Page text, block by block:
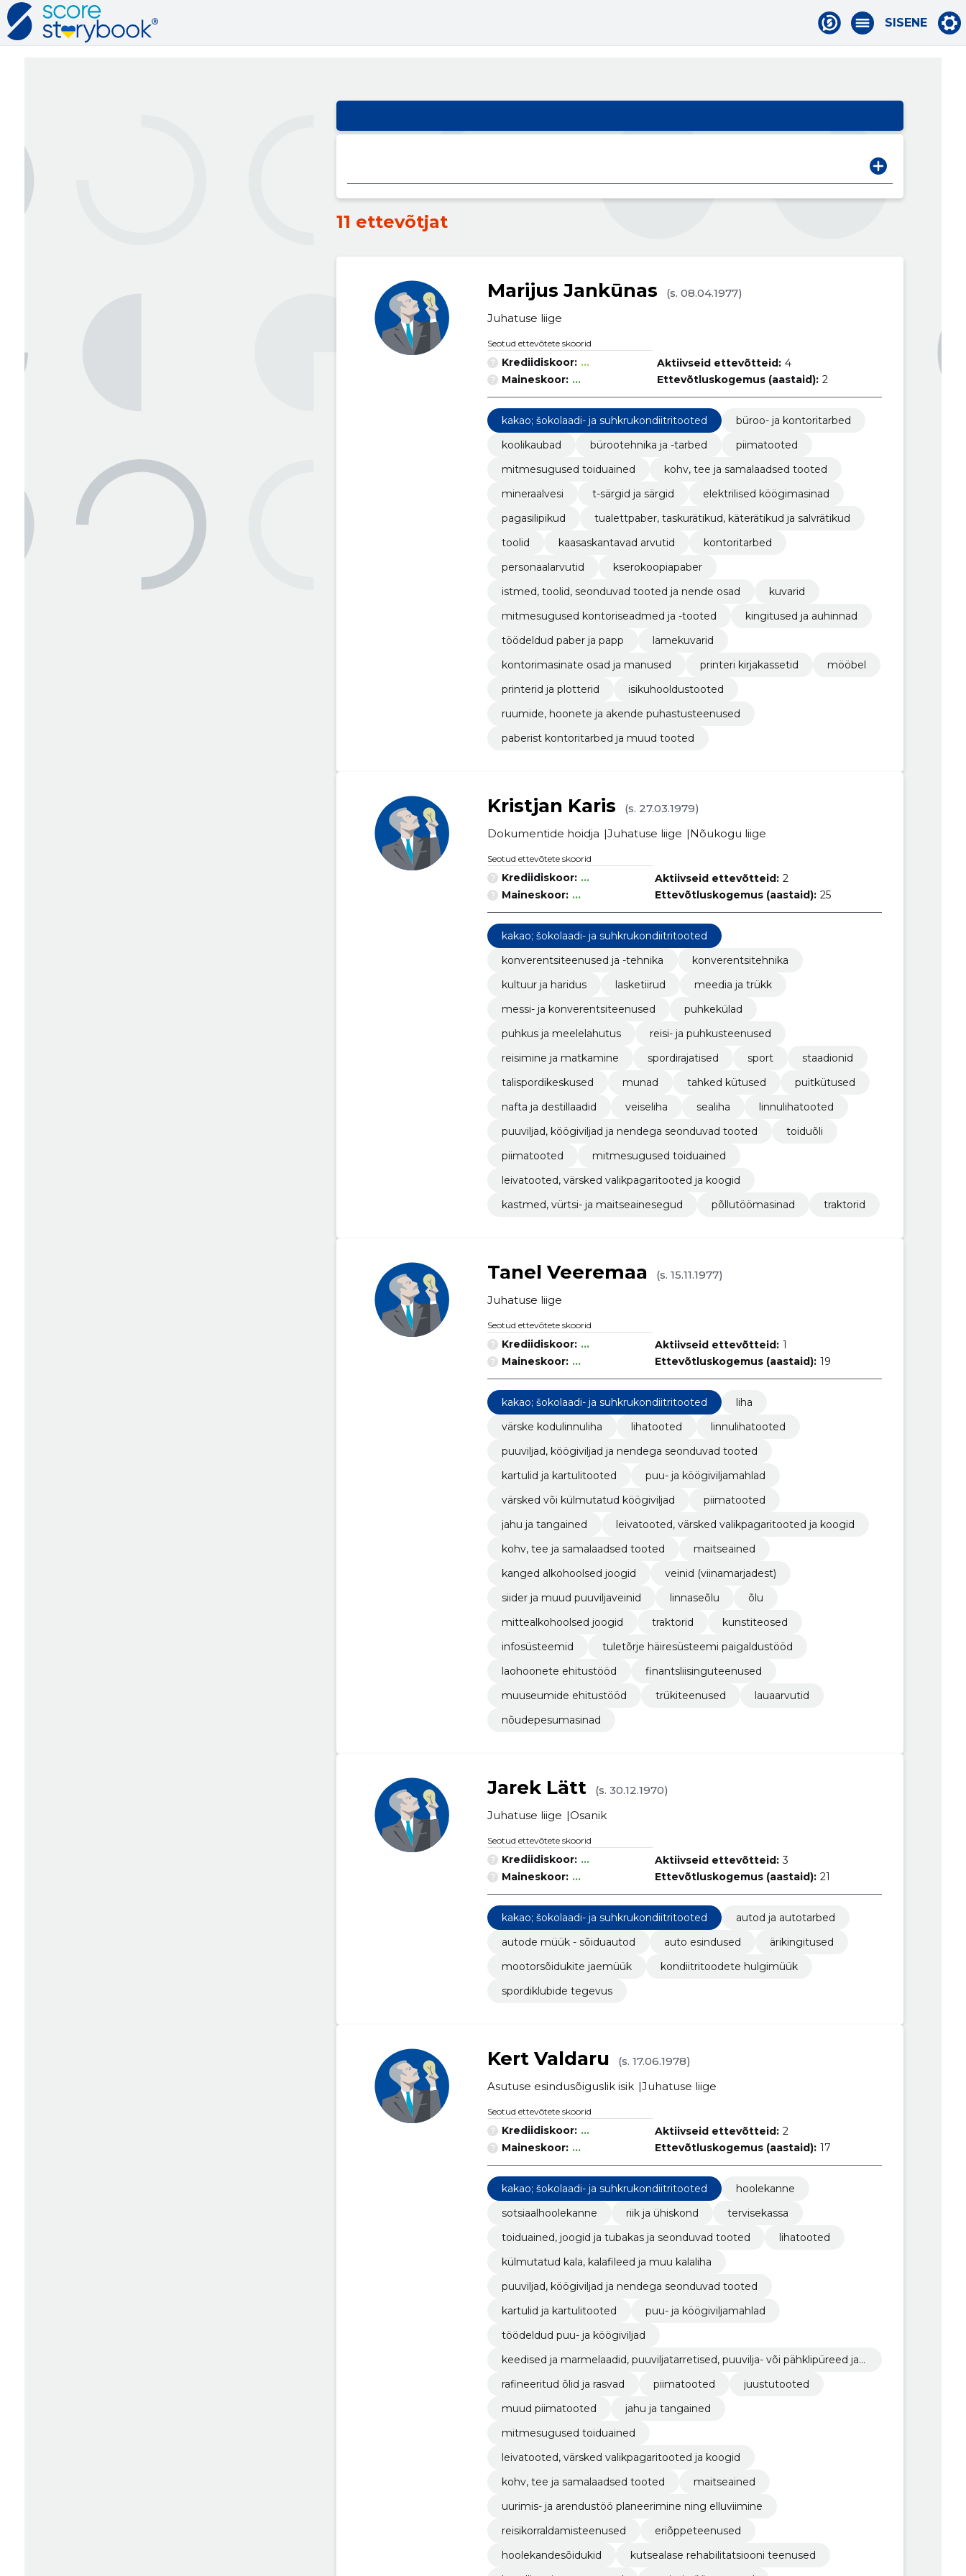
SISENE
11 ettevõtjat
Marijus Jankūnas
(s. 08.04.1977)
Juhatuse liige
Seotud ettevõtete skoorid
Krediidiskoor: ...
Maineskoor: ...
Aktiivseid ettevõtteid: 4
Ettevõtluskogemus (aastaid): 2
kakao; šokolaadi- ja suhkrukondiitritooted
büroo- ja kontoritarbed
koolikaubad
bürootehnika ja -tarbed
piimatooted
mitmesugused toiduained
kohv, tee ja samalaadsed tooted
mineraalvesi
t-särgid ja särgid
elektrilised köögimasinad
pagasilipikud
tualettpaber, taskurätikud, käterätikud ja salvrätikud
toolid
kaasaskantavad arvutid
kontoritarbed
personaalarvutid
kserokoopiapaber
istmed, toolid, seonduvad tooted ja nende osad
kuvarid
mitmesugused kontoriseadmed ja -tooted
kingitused ja auhinnad
töödeldud paber ja papp
lamekuvarid
kontorimasinate osad ja manused
printeri kirjakassetid
mööbel
printerid ja plotterid
isikuhooldustooted
ruumide, hoonete ja akende puhastusteenused
paberist kontoritarbed ja muud tooted
Kristjan Karis
(s. 27.03.1979)
Dokumentide hoidja
Juhatuse liige Nõukogu liige
Seotud ettevõtete skoorid
Krediidiskoor: ...
Maineskoor: ...
Aktiivseid ettevõtteid: 2
Ettevõtluskogemus (aastaid): 25
kakao; šokolaadi- ja suhkrukondiitritooted
konverentsiteenused ja -tehnika
konverentsitehnika
kultuur ja haridus
lasketiirud
meedia ja trükk
messi- ja konverentsiteenused
puhkekülad
puhkus ja meelelahutus
reisi- ja puhkusteenused
reisimine ja matkamine
spordirajatised sport
staadionid
talispordikeskused
munad tahked kütused
puitkütused
nafta ja destillaadid
veiseliha sealiha
linnulihatooted
puuviljad, köögiviljad ja nendega seonduvad tooted
toiduõli
piimatooted
mitmesugused toiduained
leivatooted, värsked valikpagaritooted ja koogid
kastmed, vürtsi- ja maitseainesegud
põllutöömasinad traktorid
Tanel Veeremaa
(s. 15.11.1977)
Juhatuse liige
Seotud ettevõtete skoorid
Krediidiskoor: ...
Maineskoor: ...
Aktiivseid ettevõtteid: 1
Ettevõtluskogemus (aastaid): 19
kakao; šokolaadi- ja suhkrukondiitritooted
liha
värske kodulinnuliha
lihatooted
linnulihatooted
puuviljad, köögiviljad ja nendega seonduvad tooted
kartulid ja kartulitooted
puu- ja köögiviljamahlad
värsked või külmutatud köögiviljad
piimatooted
jahu ja tangained
leivatooted, värsked valikpagaritooted ja koogid
kohv, tee ja samalaadsed tooted
maitseained
kanged alkohoolsed joogid
veinid (viinamarjadest)
siider ja muud puuviljaveinid
linnaseõlu
õlu
mittealkohoolsed joogid
traktorid
kunstiteosed
infosüsteemid
tuletõrje häiresüsteemi paigaldustööd
laohoonete ehitustööd
finantsliisinguteenused
muuseumide ehitustööd
trükiteenused
lauaarvutid
nõudepesumasinad
Jarek Lätt
(s. 30.12.1970)
Juhatuse liige
Osanik
Seotud ettevõtete skoorid
Krediidiskoor: ...
Maineskoor: ...
Aktiivseid ettevõtteid: 3
Ettevõtluskogemus (aastaid): 21
kakao; šokolaadi- ja suhkrukondiitritooted
autod ja autotarbed
autode müük - sõiduautod
auto esindused
ärikingitused
mootorsõidukite jaemüük
kondiitritoodete hulgimüük
spordiklubide tegevus
Kert Valdaru
(s. 17.06.1978)
Asutuse esindusõiguslik isik Juhatuse liige
Seotud ettevõtete skoorid
Krediidiskoor: ...
Maineskoor: ...
Aktiivseid ettevõtteid: 2
Ettevõtluskogemus (aastaid): 17
kakao; šokolaadi- ja suhkrukondiitritooted
hoolekanne
sotsiaalhoolekanne
riik ja ühiskond
tervisekassa
toiduained, joogid ja tubakas ja seonduvad tooted
lihatooted
külmutatud kala, kalafileed ja muu kalaliha
puuviljad, köögiviljad ja nendega seonduvad tooted
kartulid ja kartulitooted
puu- ja köögiviljamahlad
töödeldud puu- ja köögiviljad
keedised ja marmelaadid, puuviljatarretised, puuvilja- või pähklipüreed ja -
rafineeritud õlid ja rasvad
piimatooted
juustutooted
muud piimatooted
jahu ja tangained
mitmesugused toiduained
leivatooted, värsked valikpagaritooted ja koogid
kohv, tee ja samalaadsed tooted
maitseained
uurimis- ja arendustöö planeerimine ning elluviimine
reisikorraldamisteenused
eriõppeteenused
hoolekandesõidukid
kutsealase rehabilitatsiooni teenused